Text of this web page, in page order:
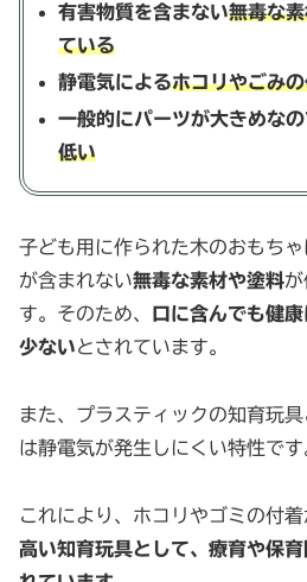
有害物質を含まない無毒な
ている
静電気によるホコリやごみ
一般的にパーツが大きめな
低い
子ども用に作られた木のおもち
が含まれない無毒な素材や塗料
す。そのため、
口に含んでも健
少ないとされています。
また、プラスティックの知育玩
は静電気が発生しにくい特性です
これにより、ホコリやゴミの付着
高い知育玩具として、療育や保